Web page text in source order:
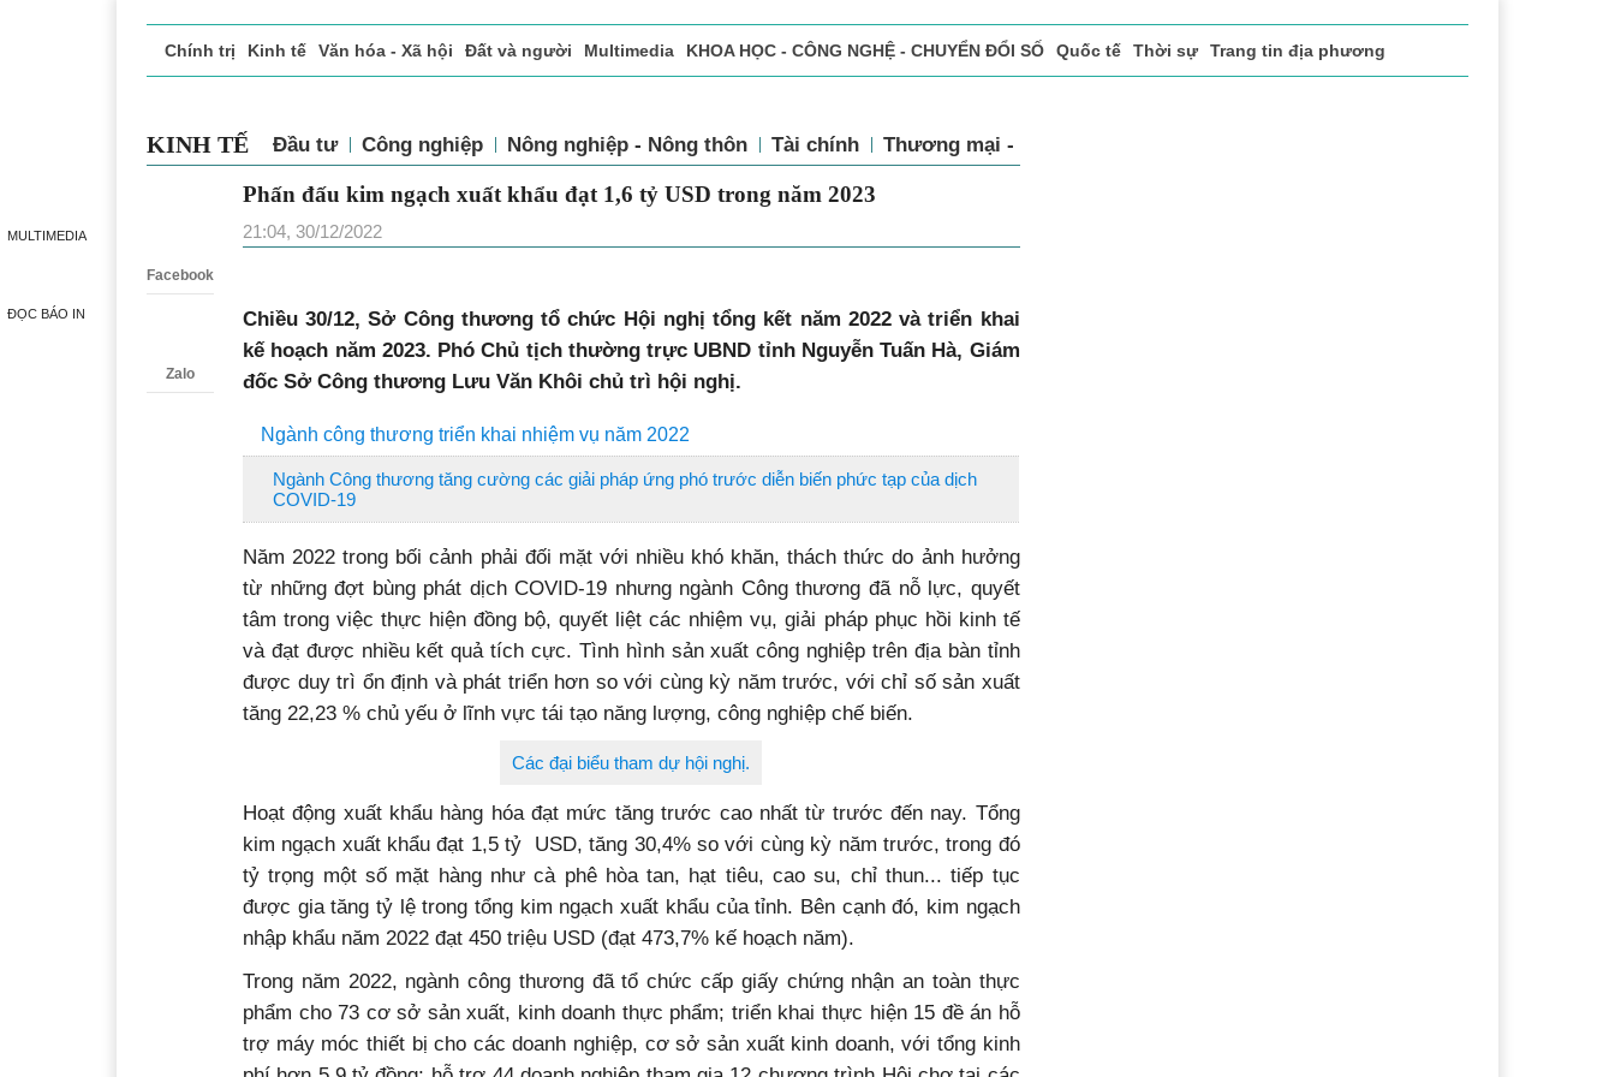
MULTIMEDIA
ĐỌC BÁO IN
Chính trị Kinh tế Văn hóa - Xã hội Đất và người Multimedia KHOA HỌC - CÔNG NGHỆ - CHUYỂN ĐỔI SỐ Quốc tế Thời sự Trang tin địa phương
KINH TẾ Đầu tư Công nghiệp Nông nghiệp - Nông thôn Tài chính Thương mại - Dịch vụ
Facebook
Zalo
Phấn đấu kim ngạch xuất khẩu đạt 1,6 tỷ USD trong năm 2023
21:04, 30/12/2022
Chiều 30/12, Sở Công thương tổ chức Hội nghị tổng kết năm 2022 và triển khai
kế hoạch năm 2023. Phó Chủ tịch thường trực UBND tỉnh Nguyễn Tuấn Hà, Giám
đốc Sở Công thương Lưu Văn Khôi chủ trì hội nghị.
Ngành công thương triển khai nhiệm vụ năm 2022
Ngành Công thương tăng cường các giải pháp ứng phó trước diễn biến phức tạp của dịch
COVID-19
Năm 2022 trong bối cảnh phải đối mặt với nhiều khó khăn, thách thức do ảnh hưởng
từ những đợt bùng phát dịch COVID-19 nhưng ngành Công thương đã nỗ lực, quyết
tâm trong việc thực hiện đồng bộ, quyết liệt các nhiệm vụ, giải pháp phục hồi kinh tế
và đạt được nhiều kết quả tích cực. Tình hình sản xuất công nghiệp trên địa bàn tỉnh
được duy trì ổn định và phát triển hơn so với cùng kỳ năm trước, với chỉ số sản xuất
tăng 22,23 % chủ yếu ở lĩnh vực tái tạo năng lượng, công nghiệp chế biến.
Các đại biểu tham dự hội nghị.
Hoạt động xuất khẩu hàng hóa đạt mức tăng trước cao nhất từ trước đến nay. Tổng
kim ngạch xuất khẩu đạt 1,5 tỷ USD, tăng 30,4% so với cùng kỳ năm trước, trong đó
tỷ trọng một số mặt hàng như cà phê hòa tan, hạt tiêu, cao su, chỉ thun... tiếp tục
được gia tăng tỷ lệ trong tổng kim ngạch xuất khẩu của tỉnh. Bên cạnh đó, kim ngạch
nhập khẩu năm 2022 đạt 450 triệu USD (đạt 473,7% kế hoạch năm).
Trong năm 2022, ngành công thương đã tổ chức cấp giấy chứng nhận an toàn thực
phẩm cho 73 cơ sở sản xuất, kinh doanh thực phẩm; triển khai thực hiện 15 đề án hỗ
trợ máy móc thiết bị cho các doanh nghiệp, cơ sở sản xuất kinh doanh, với tổng kinh